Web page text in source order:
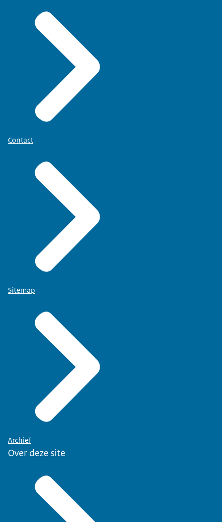
Contact
Sitemap
Archief
Over deze site